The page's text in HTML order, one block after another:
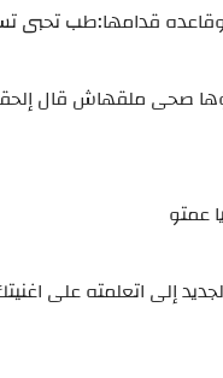
قدامها:طب تحبى
صحى ملقهاش قال
عمتو
إلى اتعلمته على